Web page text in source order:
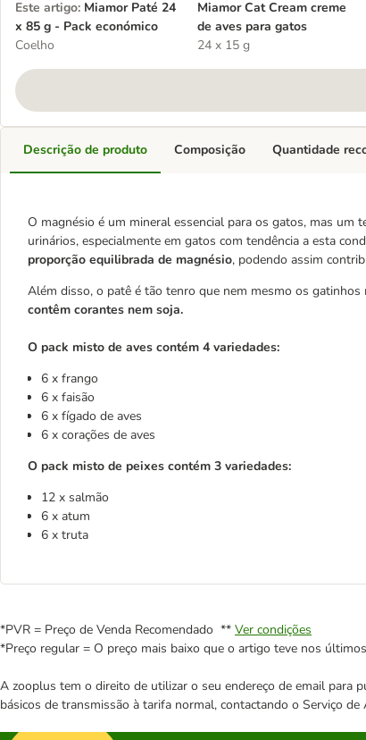
Este artigo: Miamor Paté 24
x 85 g - Pack económico
Coelho
Miamor Cat Cream creme
de aves para gatos
24 x 15 g
Descrição de produto
O magnésio é um mineral essencial para os gatos, mas um
urinários, especialmente em gatos com tendência a esta
proporção equilibrada de magnésio, podendo assim
Além disso, o patê é tão tenro que nem mesmo os
contêm corantes nem soja.
O pack misto de aves contém 4 variedades:
6 x frango
6 x faisão
6 x fígado de aves
6 x corações de aves
O pack misto de peixes contém 3 variedades:
12 x salmão
6 x atum
6 x truta
Composição Quantidade
*PVR = Preço de Venda Recomendado ** Ver condições
*Preço regular = O preço mais baixo que o artigo teve nos
A zooplus tem o direito de utilizar o seu endereço de email para
básicos de transmissão à tarifa normal, contactando o Serviço